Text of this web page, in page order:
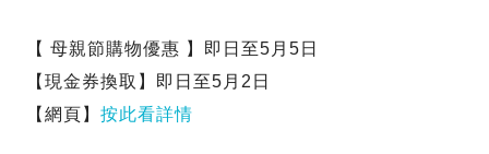
【 母親節購物優惠 】即日至5月5日
【現金券換取】即日至5月2日
【網頁】 按此看詳情